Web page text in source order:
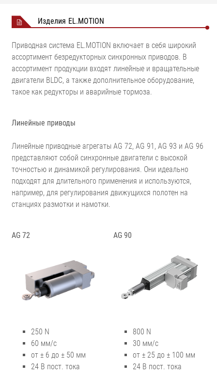
Изделия EL.MOTION
Приводная система EL.MOTION включает в себя широкий
ассортимент безредукторных синхронных приводов. В
ассортимент продукции входят линейные и вращательные
двигатели BLDC, а также дополнительное оборудование,
такое как редукторы и аварийные тормоза.
Линейные приводы
Линейные приводные агрегаты AG 72, AG 91, AG 93 и AG 96
представляют собой синхронные двигатели с высокой
точностью и динамикой регулирования. Они идеально
подходят для длительного применения и используются,
например, для регулирования движущихся полотен на
станциях размотки и намотки.
AG 72
250 N
60 мм/с
от ± 6 до ± 50 мм
24 В пост. тока
AG 90
800 N
30 мм/с
от ± 25 до ± 100 мм
24 В пост. тока